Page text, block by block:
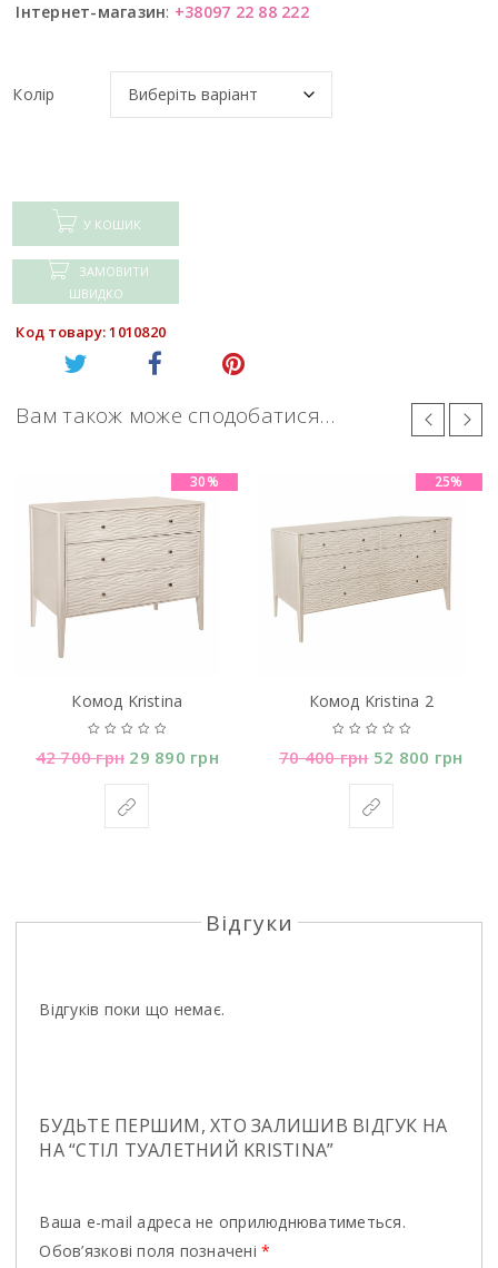
Інтернет-магазин: +38097 22 88 222
Колір
У КОШИК
ЗАМОВИТИ
ШВИДКО
Код товару: 1010820
Вам також може сподобатися…
30%
Комод Kristina
42 700грн 29 890 грн
25%
Комод Kristina 2
70 400грн 52 800 грн
Відгуки
Відгуків поки що немає.
БУДЬТЕ ПЕРШИМ, ХТО ЗАЛИШИВ ВІДГУК НА
НА “СТIЛ ТУАЛЕТНИЙ KRISTINA”
Ваша e-mail адреса не оприлюднюватиметься.
Обов’язкові поля позначені*